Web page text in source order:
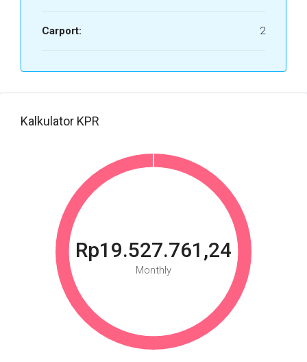
Carport: 2
Kalkulator KPR
Rp19.527.761,24
Monthly